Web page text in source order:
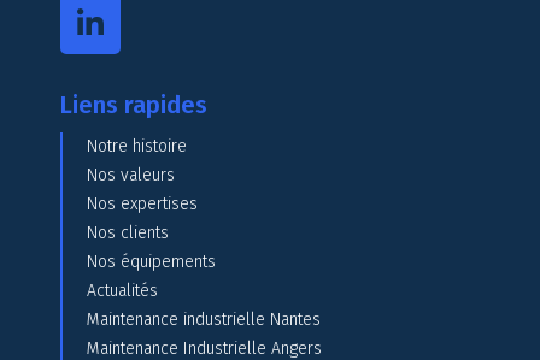
Liens rapides
Notre histoire
Nos valeurs
Nos expertises
Nos clients
Nos équipements
Actualités
Maintenance industrielle Nantes
Maintenance Industrielle Angers